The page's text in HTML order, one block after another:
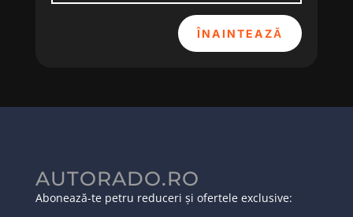
ÎNAINTEAZĂ
AUTORADO.RO
Abonează-te petru reduceri și ofertele exclusive: